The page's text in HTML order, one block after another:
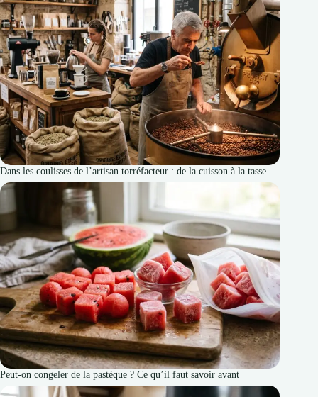
Dans les coulisses de l’artisan torréfacteur : de la cuisson à la tasse
Peut-on congeler de la pastèque ? Ce qu’il faut savoir avant